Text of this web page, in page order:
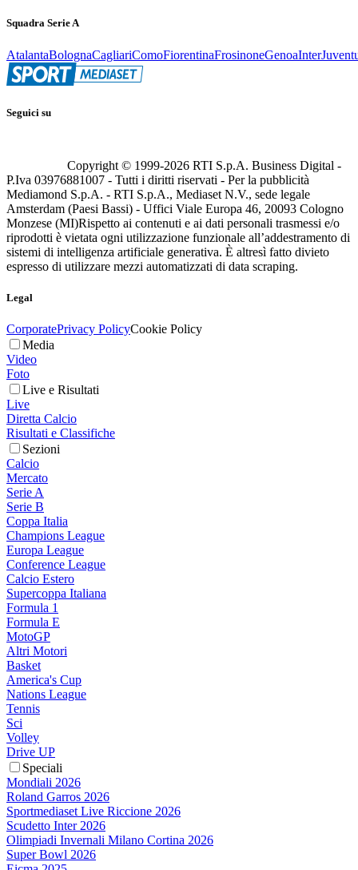
Squadra Serie A
AtalantaBolognaCagliariComoFiorentinaFrosinoneGenoaInter
Seguici su
Copyright © 1999-2026 RTI S.p.A. Business Digital -
P.Iva 03976881007 - Tutti i diritti riservati - Per la pubblicità
Mediamond S.p.A. - RTI S.p.A., Mediaset N.V., sede legale
Amsterdam (Paesi Bassi) - Uffici Viale Europa 46, 20093 Cologno
Monzese (MI)Rispetto ai contenuti e ai dati personali trasmessi e/o
riprodotti è vietata ogni utilizzazione funzionale all’addestramento di
sistemi di intelligenza artificiale generativa. È altresì fatto divieto
espresso di utilizzare mezzi automatizzati di data scraping.
Legal
CorporatePrivacy PolicyCookie Policy
Media
Video
Foto
Live e Risultati
Live
Diretta Calcio
Risultati e Classifiche
Sezioni
Calcio
Mercato
Serie A
Serie B
Coppa Italia
Champions League
Europa League
Conference League
Calcio Estero
Supercoppa Italiana
Formula 1
Formula E
MotoGP
Altri Motori
Basket
America's Cup
Nations League
Tennis
Sci
Volley
Drive UP
Speciali
Mondiali 2026
Roland Garros 2026
Sportmediaset Live Riccione 2026
Scudetto Inter 2026
Olimpiadi Invernali Milano Cortina 2026
Super Bowl 2026